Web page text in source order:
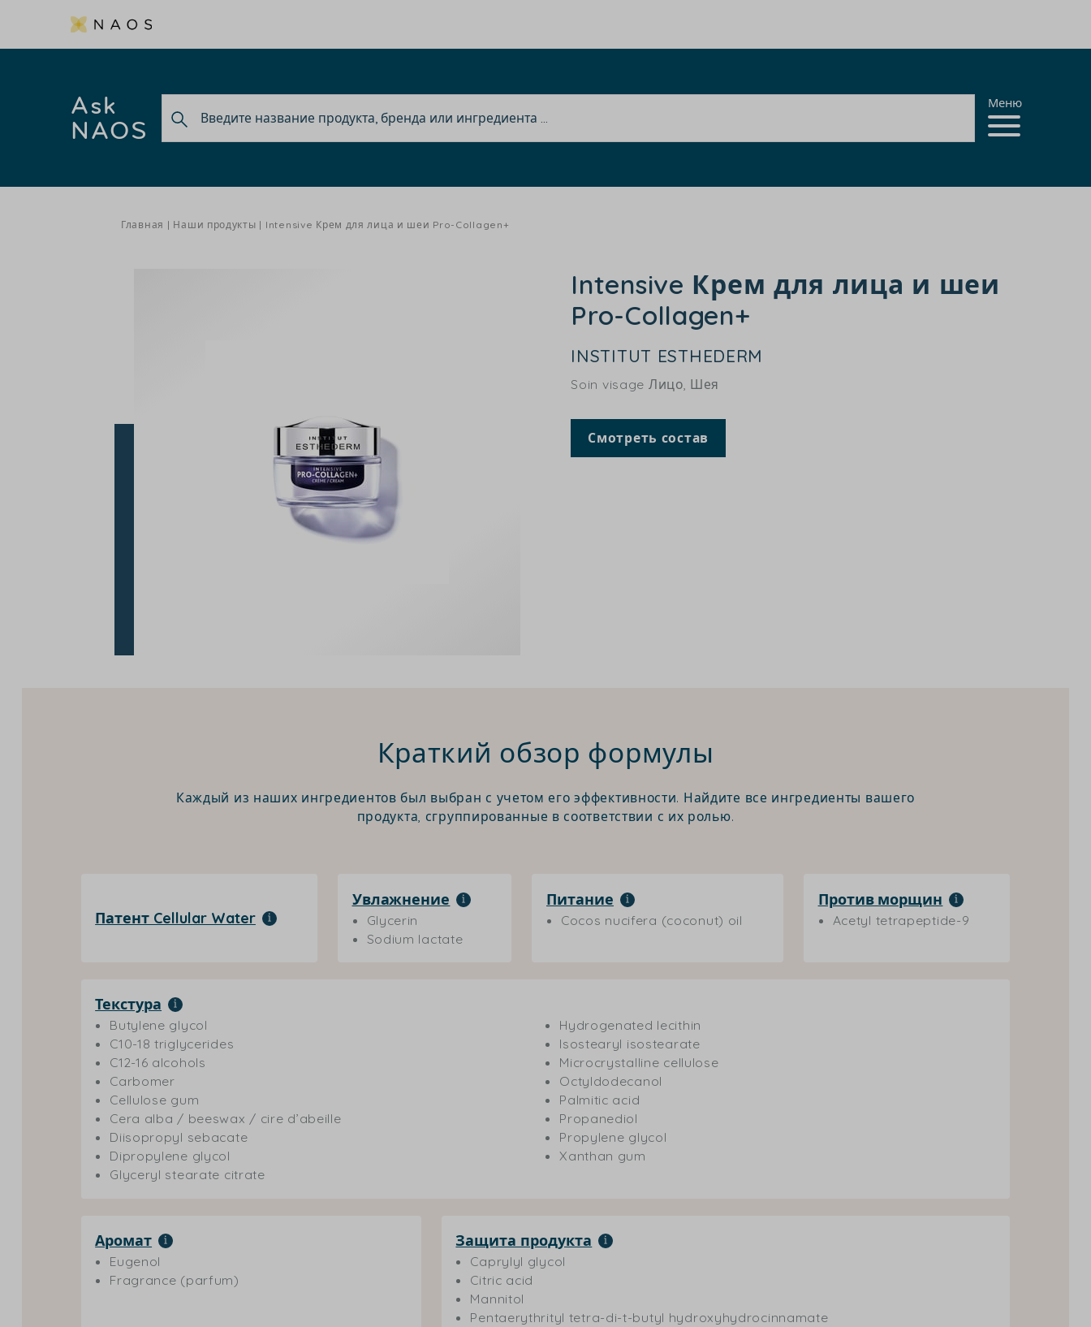
Ask
NAOS
Меню
Главная Наши продукты Intensive Крем для лица и шеи Pro-Collagen+
Intensive Крем для лица и шеи
Pro-Collagen+
INSTITUT ESTHEDERM
Soin visage Лицо, Шея
Смотреть состав
Краткий обзор формулы
Каждый из наших ингредиентов был выбран с учетом его эффективности. Найдите все ингредиенты вашего
продукта, сгруппированные в соответствии с их ролью.
Патент Cellular Water
Увлажнение
Glycerin
Sodium lactate
Питание
Cocos nucifera (coconut) oil
Против морщин
Acetyl tetrapeptide-9
Текстура
Butylene glycol
C10-18 triglycerides
C12-16 alcohols
Carbomer
Cellulose gum
Cera alba / beeswax / cire d’abeille
Diisopropyl sebacate
Dipropylene glycol
Glyceryl stearate citrate
Hydrogenated lecithin
Isostearyl isostearate
Microcrystalline cellulose
Octyldodecanol
Palmitic acid
Propanediol
Propylene glycol
Xanthan gum
Аромат
Eugenol
Fragrance (parfum)
Защита продукта
Caprylyl glycol
Citric acid
Mannitol
Pentaerythrityl tetra-di-t-butyl hydroxyhydrocinnamate